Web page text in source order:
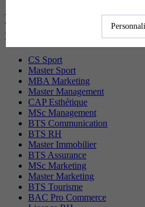
Les diplômes par
recherchés
CS Sport
Master Sport
MBA Marketing
Master Management
CAP Esthétique
MSc Management
BTS Communication
BTS RH
Master Immobilier
BTS Assurance
MSc Marketing
Master Marketing
BTS Tourisme
BAC Pro Commerce